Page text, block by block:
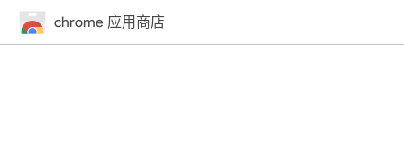
chrome 应用商店